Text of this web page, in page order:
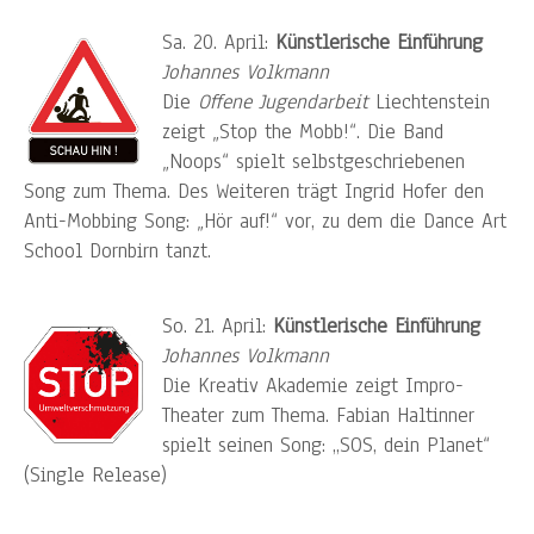
Sa. 20. April: Künstlerische Einführung
Johannes Volkmann
Die Offene Jugendarbeit Liechtenstein
zeigt „Stop the Mobb!“. Die Band
„Noops“ spielt selbstgeschriebenen
Song zum Thema. Des Weiteren trägt Ingrid Hofer den
Anti-Mobbing Song: „Hör auf!“ vor, zu dem die Dance Art
School Dornbirn tanzt.
So. 21. April: Künstlerische Einführung
Johannes Volkmann
Die Kreativ Akademie zeigt Impro-
Theater zum Thema. Fabian Haltinner
spielt seinen Song: ,,SOS, dein Planet“
(Single Release)